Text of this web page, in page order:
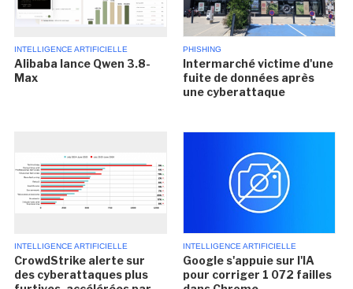
INTELLIGENCE ARTIFICIELLE
Alibaba lance Qwen 3.8-
Max
PHISHING
Intermarché victime d'une
fuite de données après
une cyberattaque
INTELLIGENCE ARTIFICIELLE
CrowdStrike alerte sur
des cyberattaques plus
INTELLIGENCE ARTIFICIELLE
Google s'appuie sur l'IA
pour corriger 1 072 failles